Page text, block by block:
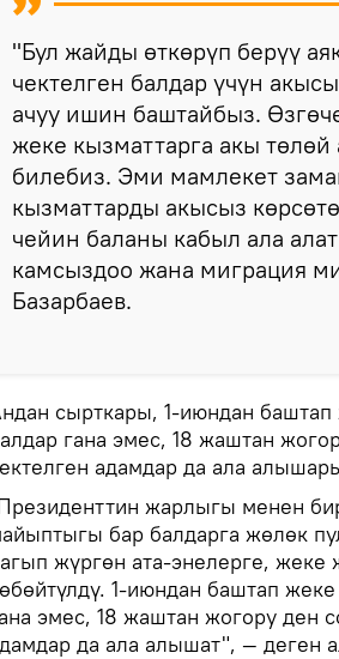
"Бул жайды өткөрүп берүү
чектелген балдар үчүн
ачуу ишин баштайбыз.
жеке кызматтарга акы
билебиз. Эми мамлекет
кызматтарды акысыз
чейин баланы кабыл ала
камсыздоо жана миграция
Базарбаев.
сырткары, 1-июндан
гана эмес, 18 жаштан
адамдар да ала
жарлыгы менен
бар балдарга жөлөк
жүргөн ата-энелерге,
1-июндан баштап
эмес, 18 жаштан жогору ден
да ала алышат", — деген